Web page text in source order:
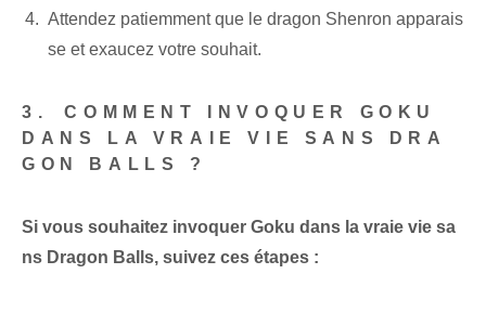
Attendez patiemment que le dragon Shenron apparais
se et exaucez votre souhait.
3.⁢ COMMENT INVOQUER GOKU
DANS LA VRAIE VIE SANS DRA
GON BALLS ?
Si vous souhaitez invoquer Goku dans la vraie vie sa
ns Dragon Balls, suivez ces étapes :